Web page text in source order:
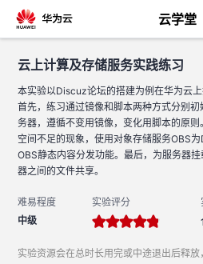
云学堂
返回
学
云上计算及存储服务实践练习
本实验以Discuz论坛的搭建为例在华为云上
首先，练习通过镜像和脚本两种方式分别
务器，遵循不变用镜像，变化用脚本的原
空间不足的现象，使用对象存储服务OBS
OBS静态内容分发功能。最后，为服务器
器之间的文件共享。
实验资源会在总时长用完或中途退出后释放
难易程度
中级
实验评分
云上计算及存储